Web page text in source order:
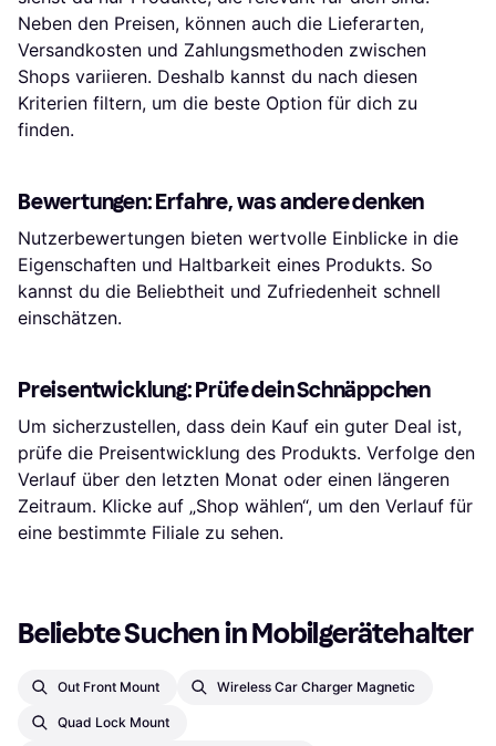
Neben den Preisen, können auch die Lieferarten,
Versandkosten und Zahlungsmethoden zwischen
Shops variieren. Deshalb kannst du nach diesen
Kriterien filtern, um die beste Option für dich zu
finden.
Bewertungen: Erfahre, was andere denken
Nutzerbewertungen bieten wertvolle Einblicke in die
Eigenschaften und Haltbarkeit eines Produkts. So
kannst du die Beliebtheit und Zufriedenheit schnell
einschätzen.
Preisentwicklung: Prüfe dein Schnäppchen
Um sicherzustellen, dass dein Kauf ein guter Deal ist,
prüfe die Preisentwicklung des Produkts. Verfolge den
Verlauf über den letzten Monat oder einen längeren
Zeitraum. Klicke auf „Shop wählen“, um den Verlauf für
eine bestimmte Filiale zu sehen.
Beliebte Suchen in Mobilgerätehalter
Out Front Mount Wireless Car Charger Magnetic
Quad Lock Mount